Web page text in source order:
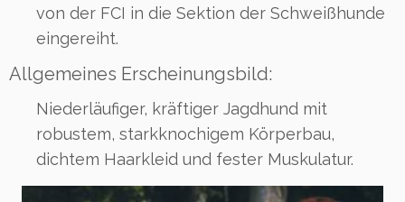
von der FCI in die Sektion der Schweißhunde
eingereiht.
Allgemeines Erscheinungsbild:
Niederläufiger, kräftiger Jagdhund mit
robustem, starkknochigem Körperbau,
dichtem Haarkleid und fester Muskulatur.